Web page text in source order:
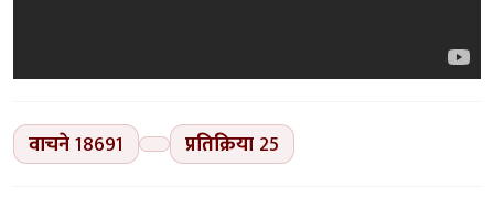
वाचने18691 प्रतिक्रिया 25